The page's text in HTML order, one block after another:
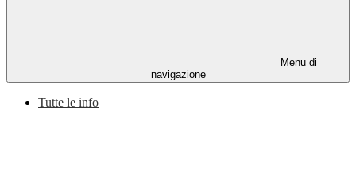
Menu di
navigazione
Tutte le info